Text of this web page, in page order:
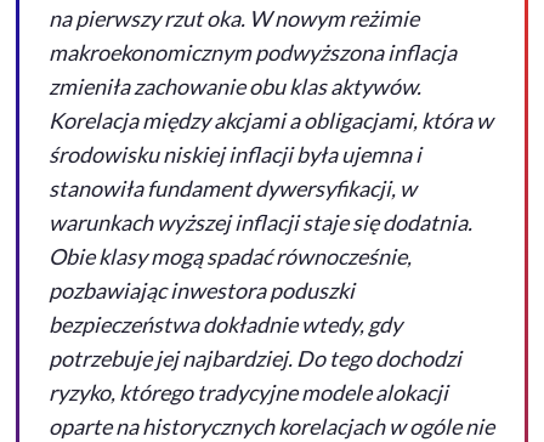
na pierwszy rzut oka. W nowym reżimie
makroekonomicznym podwyższona inflacja
zmieniła zachowanie obu klas aktywów.
Korelacja między akcjami a obligacjami, która w
środowisku niskiej inflacji była ujemna i
stanowiła fundament dywersyfikacji, w
warunkach wyższej inflacji staje się dodatnia.
Obie klasy mogą spadać równocześnie,
pozbawiając inwestora poduszki
bezpieczeństwa dokładnie wtedy, gdy
potrzebuje jej najbardziej. Do tego dochodzi
ryzyko, którego tradycyjne modele alokacji
oparte na historycznych korelacjach w ogóle nie